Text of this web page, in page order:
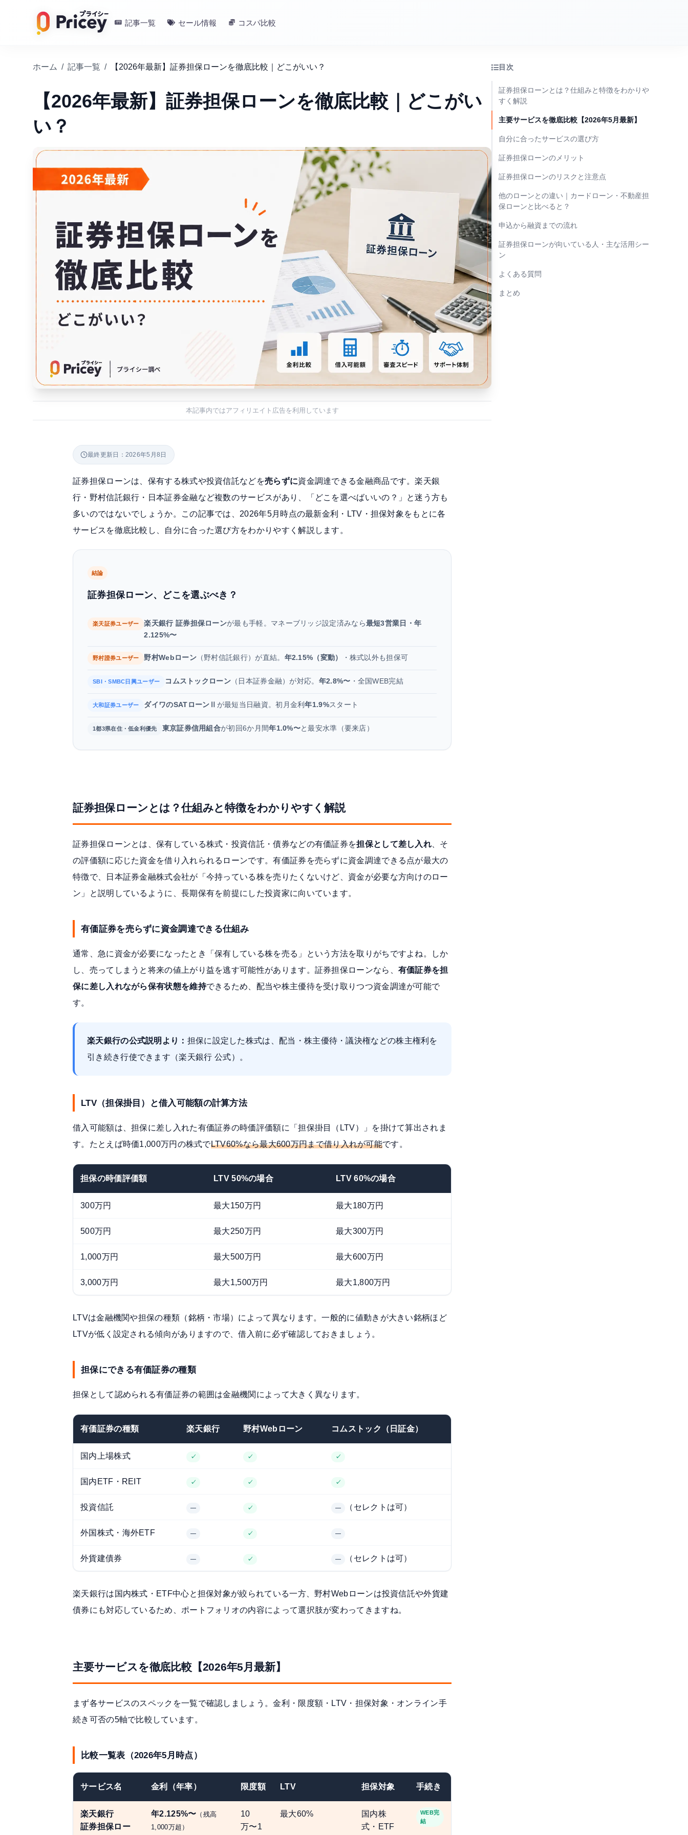
記事一覧 セール情報 コスパ比較
ホーム / 記事一覧 / 【2026年最新】証券担保ローンを徹底比較｜どこがいい？
【2026年最新】証券担保ローンを徹底比較｜どこがい
い？
本記事内ではアフィリエイト広告を利用しています
最終更新日：2026年5月8日
証券担保ローンは、保有する株式や投資信託などを売らずに資金調達できる金融商品です。楽天銀
行・野村信託銀行・日本証券金融など複数のサービスがあり、「どこを選べばいいの？」と迷う方も
多いのではないでしょうか。この記事では、2026年5月時点の最新金利・LTV・担保対象をもとに各
サービスを徹底比較し、自分に合った選び方をわかりやすく解説します。
結論
証券担保ローン、どこを選ぶべき？
楽天証券ユーザー 楽天銀行 証券担保ローンが最も手軽。マネーブリッジ設定済みなら最短3営業日・年
2.125%〜
野村證券ユーザー 野村Webローン（野村信託銀行）が直結。 年2.15%（変動） ・株式以外も担保可
SBI・SMBC日興ユーザー コムストックローン （日本証券金融）が対応。 年2.8%〜 ・全国WEB完結
大和証券ユーザー ダイワのSATローンⅡ が最短当日融資。初月金利年1.9%スタート
1都3県在住・低金利優先 東京証券信用組合が初回6か月間年1.0%〜と最安水準（要来店）
証券担保ローンとは？仕組みと特徴をわかりやすく解説
証券担保ローンとは、保有している株式・投資信託・債券などの有価証券を担保として差し入れ 、そ
の評価額に応じた資金を借り入れられるローンです。有価証券を売らずに資金調達できる点が最大の
特徴で、
日本証券金融株式会社が「今持っている株を売りたくないけど、資金が必要な方向けのロー
ン」と説明しているように、長期保有を前提にした投資家に向いています。
有価証券を売らずに資金調達できる仕組み
通常、急に資金が必要になったとき「保有している株を売る」という方法を取りがちですよね。しか
し、売ってしまうと将来の値上がり益を逃す可能性があります。証券担保ローンなら、 有価証券を担
保に差し入れながら保有状態を維持できるため、配当や株主優待を受け取りつつ資金調達が可能で
す。
楽天銀行の公式説明より： 担保に設定した株式は、配当・株主優待・議決権などの株主権利を
引き続き行使できます（楽天銀行 公式）。
LTV（担保掛目）と借入可能額の計算方法
借入可能額は、担保に差し入れた有価証券の時価評価額に「担保掛目（LTV）」を掛けて算出されま
す。たとえば時価1,000万円の株式でLTV60%なら最大600万円まで借り入れが可能です。
担保の時価評価額 LTV 50%の場合 LTV 60%の場合
300万円 最大150万円 最大180万円
500万円 最大250万円 最大300万円
1,000万円 最大500万円 最大600万円
3,000万円 最大1,500万円 最大1,800万円
LTVは金融機関や担保の種類（銘柄・市場）によって異なります。一般的に値動きが大きい銘柄ほど
LTVが低く設定される傾向がありますので、借入前に必ず確認しておきましょう。
担保にできる有価証券の種類
担保として認められる有価証券の範囲は金融機関によって大きく異なります。
有価証券の種類 楽天銀行 野村Webローン コムストック（日証金）
国内上場株式 ✓ ✓ ✓
国内ETF・REIT ✓ ✓ ✓
投資信託 — ✓ — （セレクトは可）
外国株式・海外ETF — ✓ —
外貨建債券 — ✓ — （セレクトは可）
楽天銀行は国内株式・ETF中心と担保対象が絞られている一方、野村Webローンは投資信託や外貨建
債券にも対応しているため、ポートフォリオの内容によって選択肢が変わってきますね。
主要サービスを徹底比較【2026年5月最新】
まず各サービスのスペックを一覧で確認しましょう。金利・限度額・LTV・担保対象・オンライン手
続き可否の5軸で比較しています。
比較一覧表（2026年5月時点）
サービス名 金利（年率） 限度額 LTV 担保対象 手続き
楽天銀行
証券担保ロー
年2.125%〜 （残高
1,000万超）
10
万〜1
最大60%
国内株
式・ETF
WEB完
結
目次
証券担保ローンとは？仕組みと特徴をわかりや
すく解説
主要サービスを徹底比較【2026年5月最新】
自分に合ったサービスの選び方
証券担保ローンのメリット
証券担保ローンのリスクと注意点
他のローンとの違い｜カードローン・不動産担
保ローンと比べると？
申込から融資までの流れ
証券担保ローンが向いている人・主な活用シー
ン
よくある質問
まとめ